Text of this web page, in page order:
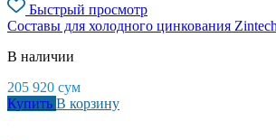
Быстрый просмотр
Составы для холодного цинкования
В наличии
205 920 сум
Купить В корзину